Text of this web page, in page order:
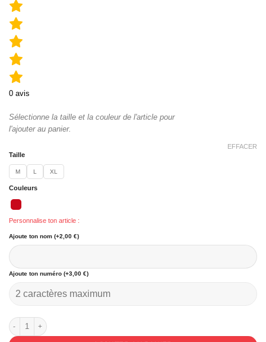
0 avis
Sélectionne la taille et la couleur de l'article pour
l'ajouter au panier.
Taille
M L XL
Couleurs
EFFACER
Personnalise ton article :
Ajoute ton nom (+2,00 €)
Ajoute ton numéro (+3,00 €)
quantité de 901 - Ensemble réversible Basse Terre